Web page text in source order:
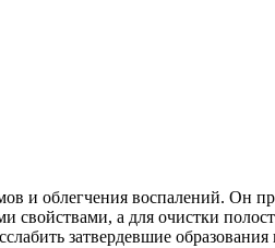
и облегчения воспалений. Он
а для очистки
затвердевшие